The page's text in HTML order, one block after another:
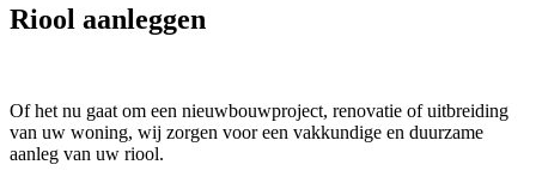
Riool aanleggen
Of het nu gaat om een nieuwbouwproject, renovatie of uitbreiding
van uw woning, wij zorgen voor een vakkundige en duurzame
aanleg van uw riool.